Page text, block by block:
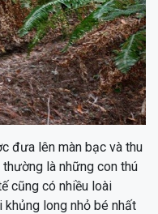
đưa lên màn bạc và thu
là những con thú
cũng có nhiều loài
long nhỏ bé nhất